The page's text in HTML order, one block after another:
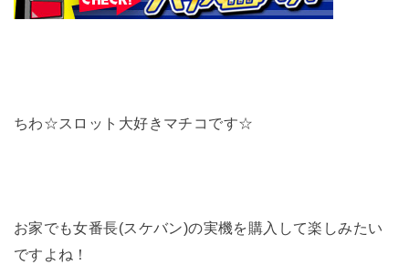
ちわ☆スロット大好きマチコです☆
お家でも女番長(スケバン)の実機を購入して楽しみたい
ですよね！